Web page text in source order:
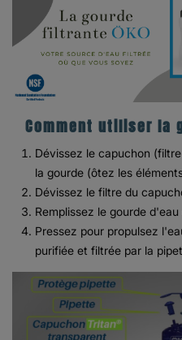
Comment utiliser la
Dévissez le capuchon
la gourde (ôtez les
Dévissez le filtre du
Remplissez le gourde
Pressez pour propulsez
purifiée et filtrée par la